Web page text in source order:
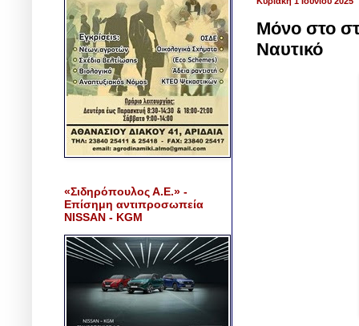
Μόνο στο
Ναυτικό
«Σιδηρόπουλος Α.Ε.» -
Επίσημη αντιπροσωπεία
NISSAN - KGM